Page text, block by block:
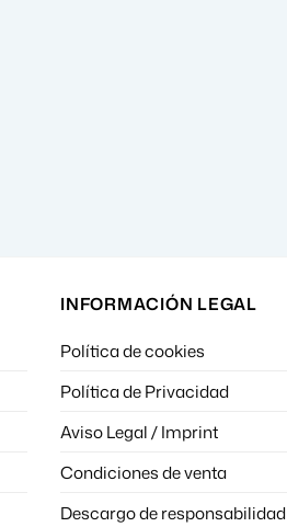
INFORMACIÓN LEGAL
Política de cookies
Política de Privacidad
Aviso Legal / Imprint
Condiciones de venta
Descargo de responsabilidad